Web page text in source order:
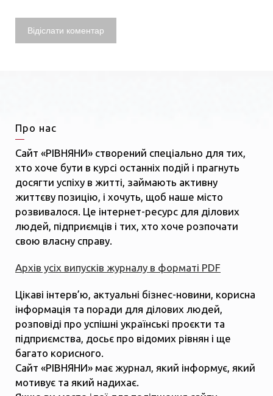
Про нас
Сайт «РІВНЯНИ» створений спеціально для тих,
хто хоче бути в курсі останніх подій і прагнуть
досягти успіху в житті, займають активну
життєву позицію, і хочуть, щоб наше місто
розвивалося. Це інтернет-ресурс для ділових
людей, підприємців і тих, хто хоче розпочати
свою власну справу.
Архів усіх випусків журналу в форматі PDF
Цікаві інтерв’ю, актуальні бізнес-новини, корисна
інформація та поради для ділових людей,
розповіді про успішні українські проєкти та
підприємства, досьє про відомих рівнян і ще
багато корисного.
Сайт «РІВНЯНИ» має журнал, який інформує, який
мотивує та який надихає.